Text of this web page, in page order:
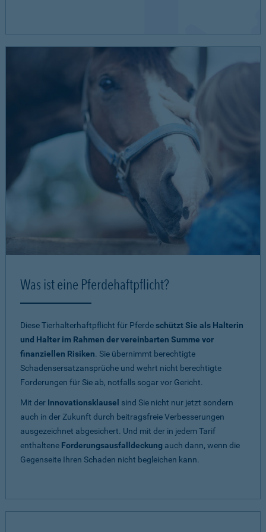
Was ist eine Pferdehaftpflicht?
Diese Tierhalterhaftpflicht für Pferdeschützt Sie als Halterin
und Halter im Rahmen der vereinbarten Summe vor
finanziellen Risiken. Sie übernimmt berechtigte
Schadensersatzansprüche und wehrt nicht berechtigte
Forderungen für Sie ab, notfalls sogar vor Gericht.
Mit der Innovationsklausel sind Sie nicht nur jetzt sondern
auch in der Zukunft durch beitragsfreie Verbesserungen
ausgezeichnet abgesichert. Und mit der in jedem Tarif
enthaltene Forderungsausfalldeckung auch dann, wenn die
Gegenseite Ihren Schaden nicht begleichen kann.